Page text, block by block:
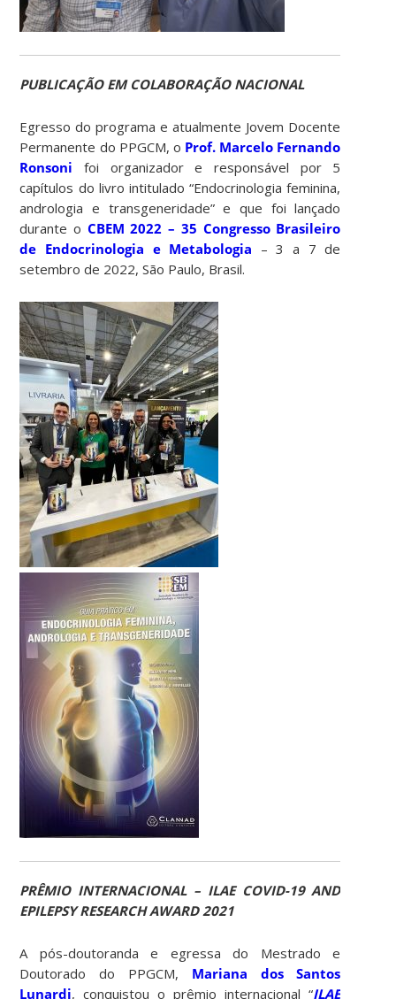
PUBLICAÇÃO EM COLABORAÇÃO NACIONAL
Egresso do programa e atualmente Jovem Docente
Permanente do PPGCM, o Prof. Marcelo Fernando
Ronsoni foi organizador e responsável por 5
capítulos do livro intitulado “Endocrinologia feminina,
andrologia e transgeneridade” e que foi lançado
durante o CBEM 2022 – 35 Congresso Brasileiro
de Endocrinologia e Metabologia – 3 a 7 de
setembro de 2022, São Paulo, Brasil.
PRÊMIO INTERNACIONAL – ILAE COVID-19 AND
EPILEPSY RESEARCH AWARD 2021
A pós-doutoranda e egressa do Mestrado e
Doutorado do PPGCM, Mariana dos Santos
Lunardi, conquistou o prêmio internacional “ILAE